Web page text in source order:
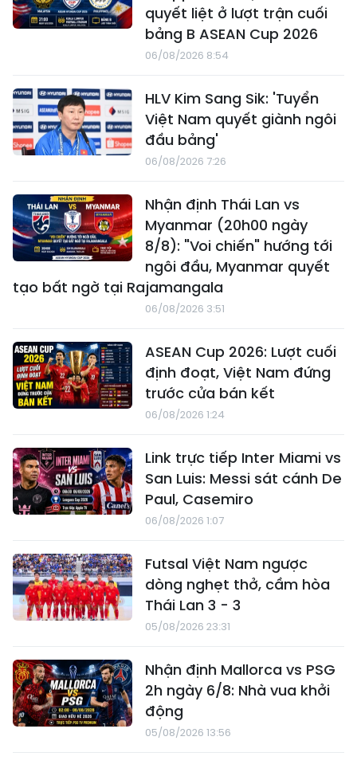
quyết liệt ở lượt trận cuối
bảng B ASEAN Cup 2026
06/08/2026 8:54
HLV Kim Sang Sik: 'Tuyển
Việt Nam quyết giành ngôi
đầu bảng'
06/08/2026 7:26
Nhận định Thái Lan vs
Myanmar (20h00 ngày
8/8): "Voi chiến" hướng tới
ngôi đầu, Myanmar quyết
tạo bất ngờ tại Rajamangala
06/08/2026 3:51
ASEAN Cup 2026: Lượt cuối
định đoạt, Việt Nam đứng
trước cửa bán kết
06/08/2026 1:24
Link trực tiếp Inter Miami vs
San Luis: Messi sát cánh De
Paul, Casemiro
06/08/2026 1:07
Futsal Việt Nam ngược
dòng nghẹt thở, cầm hòa
Thái Lan 3 - 3
05/08/2026 23:31
Nhận định Mallorca vs PSG
2h ngày 6/8: Nhà vua khởi
động
05/08/2026 13:56